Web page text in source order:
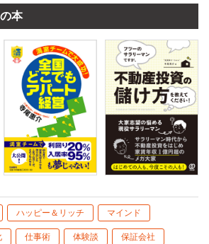
本
ハッピー＆リッチ マインド
仕事術 体験談 保証会社